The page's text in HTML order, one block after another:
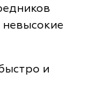
невысокие
и